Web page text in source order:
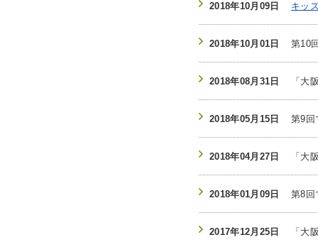
2018年10月09日 キッ
2018年10月01日 第10
2018年08月31日 「大
2018年05月15日 第9回
2018年04月27日 「大
2018年01月09日 第8回
2017年12月25日 「大